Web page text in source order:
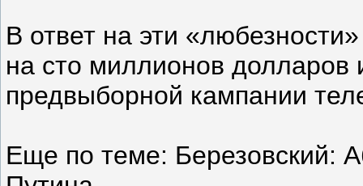
В ответ на эти
на сто миллионов долларов
предвыборной кампании
Еще по теме: Березовский: